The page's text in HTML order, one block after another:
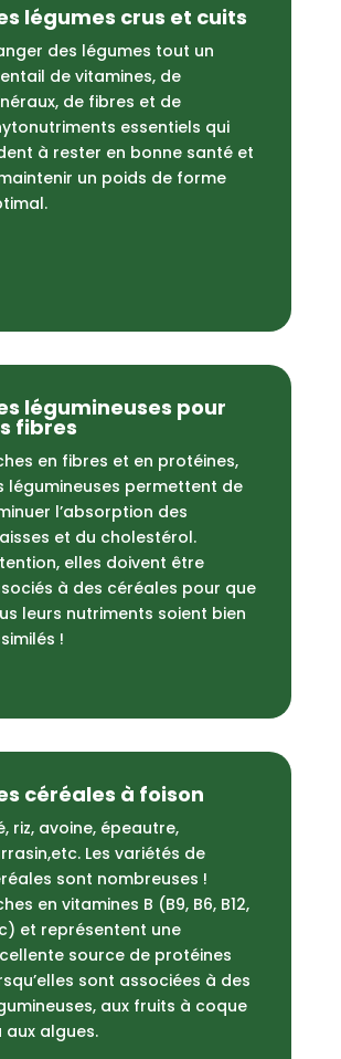
légumes crus et cuits
des légumes tout un
de vitamines, de
de fibres et de
essentiels qui
à rester en bonne santé et
un poids de forme
légumineuses pour
fibres
en fibres et en protéines,
légumineuses permettent de
l’absorption des
et du cholestérol.
elles doivent être
à des céréales pour que
leurs nutriments soient bien
!
céréales à foison
riz, avoine, épeautre,
Les variétés de
sont nombreuses !
en vitamines B (B9, B6, B12,
et représentent une
source de protéines
sont associées à des
aux fruits à coque
aux algues.